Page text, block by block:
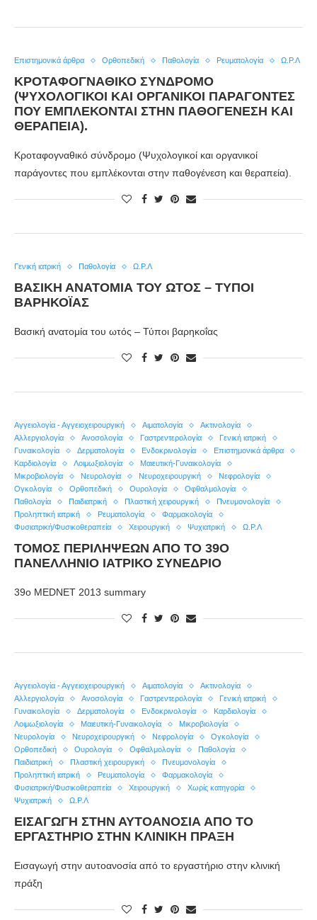
Επιστημονικά άρθρα Ορθοπεδική Παθολογία Ρευματολογία Ω.Ρ.Λ
ΚΡΟΤΑΦΟΓΝΑΘΙΚΌ ΣΎΝΔΡΟΜΟ
(ΨΥΧΟΛΟΓΙΚΟΊ ΚΑΙ ΟΡΓΑΝΙΚΟΊ ΠΑΡΆΓΟΝΤΕΣ
ΠΟΥ ΕΜΠΛΈΚΟΝΤΑΙ ΣΤΗΝ ΠΑΘΟΓΈΝΕΣΗ ΚΑΙ
ΘΕΡΑΠΕΊΑ).
Κροταφογναθικό σύνδρομο (Ψυχολογικοί και οργανικοί
παράγοντες που εμπλέκονται στην παθογένεση και θεραπεία).
Γενική ιατρική Παθολογία Ω.Ρ.Λ
ΒΑΣΙΚΉ ΑΝΑΤΟΜΊΑ ΤΟΥ ΩΤΌΣ – ΤΎΠΟΙ
ΒΑΡΗΚΟΪ́ΑΣ
Βασική ανατομία του ωτός – Τύποι βαρηκοΐας
Αγγειολογία - Αγγειοχειρουργική Αιματολογία
Ακτινολογία
Αλλεργιολογία
Ανοσολογία Γαστρεντερολογία
Γενική ιατρική
Γυναικολογία
Δερματολογία Ενδοκρινολογία
Επιστημονικά άρθρα
Καρδιολογία
Λοιμωξιολογία
Μαιευτική-Γυναικολογία
Μικροβιολογία
Νευρολογία Νευροχειρουργική
Νεφρολογία
Ογκολογία
Ορθοπεδική Ουρολογία
Οφθαλμολογία
Παθολογία
Παιδιατρική Πλαστική χειρουργική
Πνευμονολογία
Προληπτική ιατρική
Ρευματολογία
Φαρμακολογία
Φυσιατρική/Φυσικοθεραπεία
Χειρουργική Ψυχιατρική Ω.Ρ.Λ
ΤΌΜΟΣ ΠΕΡΙΛΉΨΕΩΝ ΑΠΌ ΤΟ 39Ο
ΠΑΝΕΛΛΉΝΙΟ ΙΑΤΡΙΚΌ ΣΥΝΈΔΡΙΟ
39o MEDNET 2013 summary
Αγγειολογία - Αγγειοχειρουργική Αιματολογία
Ακτινολογία
Αλλεργιολογία
Ανοσολογία Γαστρεντερολογία
Γενική ιατρική
Γυναικολογία
Δερματολογία Ενδοκρινολογία
Καρδιολογία
Λοιμωξιολογία
Μαιευτική-Γυναικολογία
Μικροβιολογία
Νευρολογία
Νευροχειρουργική Νεφρολογία
Ογκολογία
Ορθοπεδική
Ουρολογία Οφθαλμολογία
Παθολογία
Παιδιατρική
Πλαστική χειρουργική
Πνευμονολογία
Προληπτική ιατρική
Ρευματολογία
Φαρμακολογία
Φυσιατρική/Φυσικοθεραπεία
Χειρουργική
Χωρίς κατηγορία
Ψυχιατρική
Ω.Ρ.Λ
ΕΙΣΑΓΩΓΉ ΣΤΗΝ ΑΥΤΟΑΝΟΣΊΑ ΑΠΌ ΤΟ
ΕΡΓΑΣΤΉΡΙΟ ΣΤΗΝ ΚΛΙΝΙΚΉ ΠΡΆΞΗ
Εισαγωγή στην αυτοανοσία από το εργαστήριο στην κλινική
πράξη